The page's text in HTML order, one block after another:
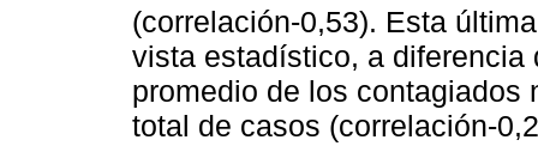
(correlación-0,53). Esta
vista estadístico, a
promedio de los contagiados
total de casos (correlación-